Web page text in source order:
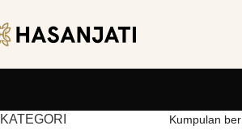
KATEGORI
Kumpulan